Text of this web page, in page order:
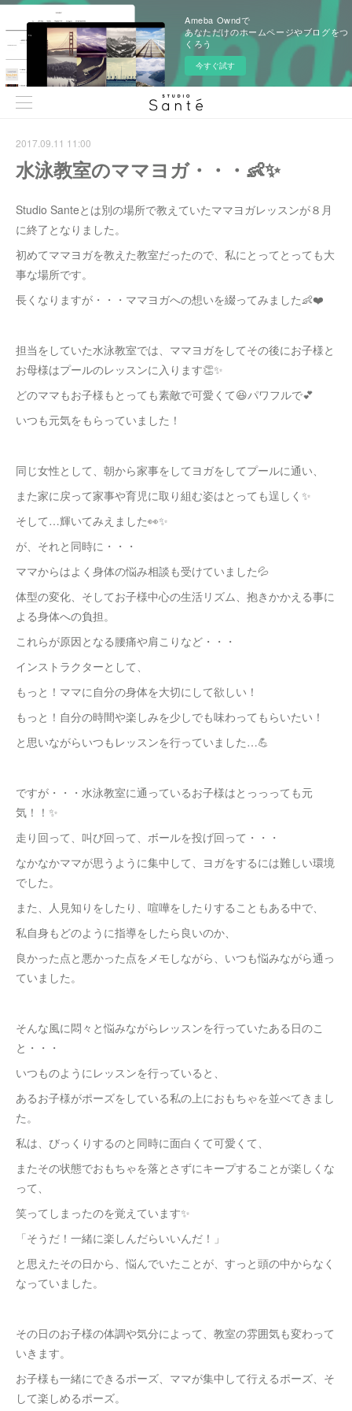
Ameba Owndで
あなただけのホームページやブログをつ
くろう
今すぐ試す
2017.09.11 11:00
水泳教室のママヨガ・・・👶✨
Studio Santeとは別の場所で教えていたママヨガレッスンが８月
に終了となりました。
初めてママヨガを教えた教室だったので、私にとってとっても大
事な場所です。
長くなりますが・・・ママヨガへの想いを綴ってみました👶❤️
担当をしていた水泳教室では、ママヨガをしてその後にお子様と
お母様はプールのレッスンに入ります👏✨
どのママもお子様もとっても素敵で可愛くて😆パワフルで💕
いつも元気をもらっていました！
同じ女性として、朝から家事をしてヨガをしてプールに通い、
また家に戻って家事や育児に取り組む姿はとっても逞しく✨
そして…輝いてみえました👀✨
が、それと同時に・・・
ママからはよく身体の悩み相談も受けていました💦
体型の変化、そしてお子様中心の生活リズム、抱きかかえる事に
よる身体への負担。
これらが原因となる腰痛や肩こりなど・・・
インストラクターとして、
もっと！ママに自分の身体を大切にして欲しい！
もっと！自分の時間や楽しみを少しでも味わってもらいたい！
と思いながらいつもレッスンを行っていました…💪
ですが・・・水泳教室に通っているお子様はとっっっても元
気！！✨
走り回って、叫び回って、ボールを投げ回って・・・
なかなかママが思うように集中して、ヨガをするには難しい環境
でした。
また、人見知りをしたり、喧嘩をしたりすることもある中で、
私自身もどのように指導をしたら良いのか、
良かった点と悪かった点をメモしながら、いつも悩みながら通っ
ていました。
そんな風に悶々と悩みながらレッスンを行っていたある日のこ
と・・・
いつものようにレッスンを行っていると、
あるお子様がポーズをしている私の上におもちゃを並べてきまし
た。
私は、びっくりするのと同時に面白くて可愛くて、
またその状態でおもちゃを落とさずにキープすることが楽しくな
って、
笑ってしまったのを覚えています✨
「そうだ！一緒に楽しんだらいいんだ！」
と思えたその日から、悩んでいたことが、すっと頭の中からなく
なっていました。
その日のお子様の体調や気分によって、教室の雰囲気も変わって
いきます。
お子様も一緒にできるポーズ、ママが集中して行えるポーズ、そ
して楽しめるポーズ。